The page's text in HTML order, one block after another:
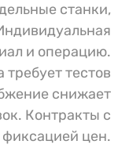
станки,
и операцию.
тестов
снижает
Контракты с
фиксацией цен.